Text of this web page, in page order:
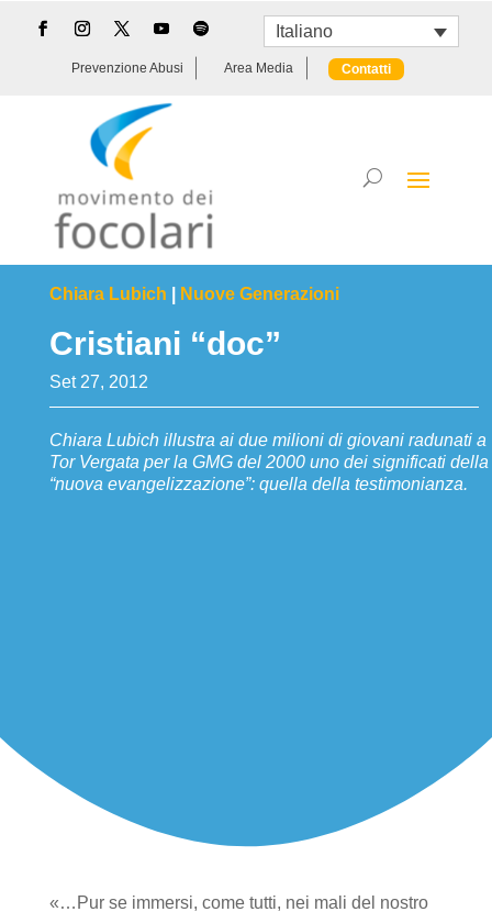
Italiano
Prevenzione Abusi Area Media Contatti
Chiara Lubich Nuove Generazioni
Cristiani “doc”
Set 27, 2012
Chiara Lubich illustra ai due milioni di giovani radunati a
Tor Vergata per la GMG del 2000 uno dei significati della
“nuova evangelizzazione”: quella della testimonianza.
«…Pur se immersi, come tutti, nei mali del nostro